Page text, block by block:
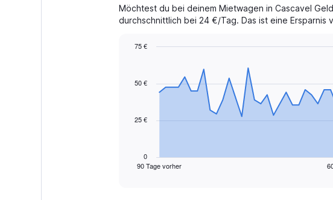
Möchtest du bei deinem Mietwagen in Cascavel
durchschnittlich bei 24 €/Tag. Das ist eine Ersparnis
data
The
90 Tage vorher
0
25 €
50 €
75 €
End